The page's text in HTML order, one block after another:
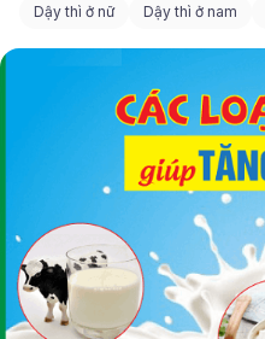
Dậy thì ở nữ Dậy thì ở nam